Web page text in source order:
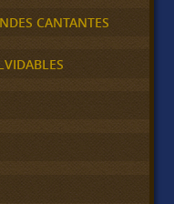
CANTANTES